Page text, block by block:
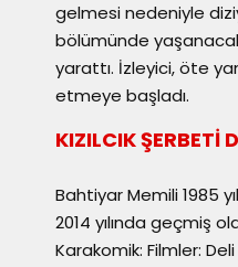
gelmesi nedeniyle
bölümünde
yarattı. İzleyici, öte
etmeye başladı.
KIZILCIK ŞERBETİ
Bahtiyar Memili 1985
2014 yılında geçmiş
Karakomik: Filmler: